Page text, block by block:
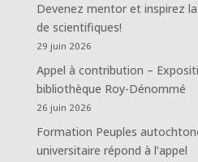
Devenez mentor et inspirez
de scientifiques!
29 juin 2026
Appel à contribution –
bibliothèque Roy-Dénommé
26 juin 2026
Formation Peuples
universitaire répond à l’appel